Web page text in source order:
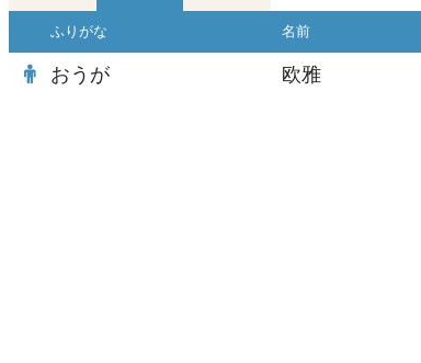
ふりがな 名前
おうが 欧雅